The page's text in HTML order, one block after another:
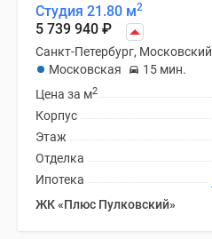
Студия 21.80 м2
5 739 940 ₽
Санкт-Петербург, Московский
Московская
15 мин.
Цена за м2
Корпус
Этаж
Отделка
Ипотека
ЖК «Плюс Пулковский»